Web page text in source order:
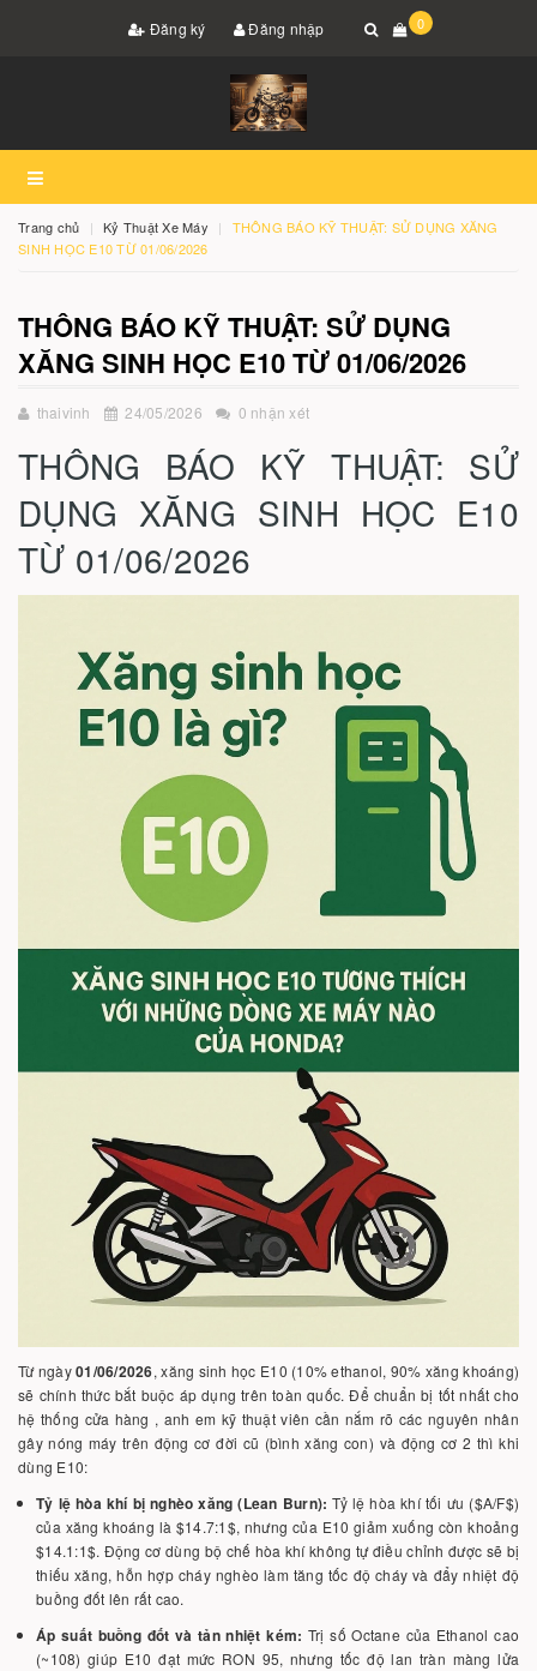
Đăng ký Đăng nhập 0
Trang chủ Kỷ Thuật Xe Máy
THÔNG BÁO KỸ THUẬT: SỬ DỤNG XĂNG
SINH HỌC E10 TỪ 01/06/2026
THÔNG BÁO KỸ THUẬT: SỬ DỤNG
XĂNG SINH HỌC E10 TỪ 01/06/2026
thaivinh 24/05/2026 0 nhận xét
THÔNG BÁO KỸ THUẬT: SỬ
DỤNG XĂNG SINH HỌC E10
TỪ 01/06/2026
Từ ngày01/06/2026, xăng sinh học E10 (10% ethanol, 90% xăng khoáng)
sẽ chính thức bắt buộc áp dụng trên toàn quốc. Để chuẩn bị tốt nhất cho
hệ thống cửa hàng , anh em kỹ thuật viên cần nắm rõ các nguyên nhân
gây nóng máy trên động cơ đời cũ (bình xăng con) và động cơ 2 thì khi
dùng E10:
Tỷ lệ hòa khí bị nghèo xăng (Lean Burn): Tỷ lệ hòa khí tối ưu ($A/F$)
của xăng khoáng là $14.7:1$, nhưng của E10 giảm xuống còn khoảng
$14.1:1$. Động cơ dùng bộ chế hòa khí không tự điều chỉnh được sẽ bị
thiếu xăng, hỗn hợp cháy nghèo làm tăng tốc độ cháy và đẩy nhiệt độ
buồng đốt lên rất cao.
Áp suất buồng đốt và tản nhiệt kém: Trị số Octane của Ethanol cao
(~108) giúp E10 đạt mức RON 95, nhưng tốc độ lan tràn màng lửa